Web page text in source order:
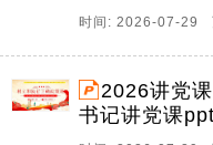
时间: 2026-07-29
2026讲党
书记讲党课